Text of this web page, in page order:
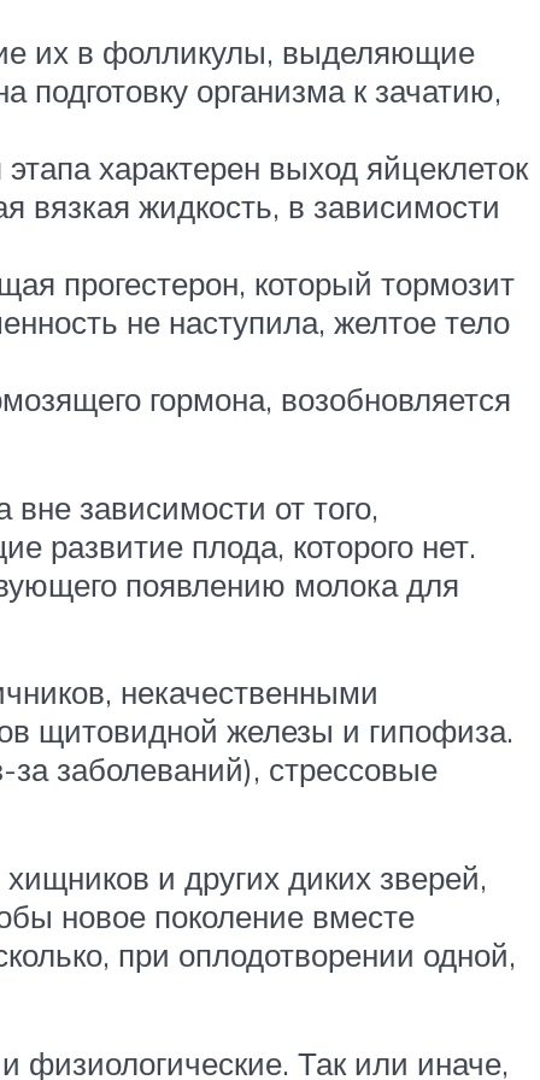
их в фолликулы, выделяющие
подготовку организма к зачатию,
характерен выход яйцеклеток
вязкая жидкость, в зависимости
прогестерон, который тормозит
не наступила, желтое тело
гормона, возобновляется
зависимости от того,
развитие плода, которого нет.
появлению молока для
некачественными
щитовидной железы и гипофиза.
заболеваний), стрессовые
и других диких зверей,
новое поколение вместе
при оплодотворении одной,
физиологические. Так или иначе,